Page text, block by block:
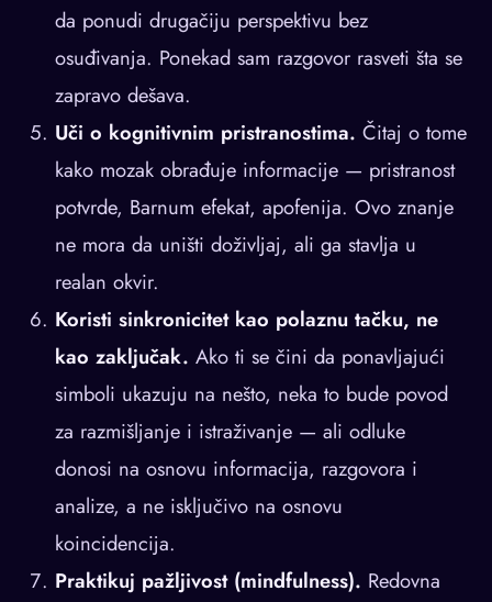
da ponudi drugačiju perspektivu bez
osuđivanja. Ponekad sam razgovor rasveti šta se
zapravo dešava.
Uči o kognitivnim pristranostima. Čitaj o tome
kako mozak obrađuje informacije — pristranost
potvrde, Barnum efekat, apofenija. Ovo znanje
ne mora da uništi doživljaj, ali ga stavlja u
realan okvir.
Koristi sinkronicitet kao polaznu tačku, ne
kao zaključak. Ako ti se čini da ponavljajući
simboli ukazuju na nešto, neka to bude povod
za razmišljanje i istraživanje — ali odluke
donosi na osnovu informacija, razgovora i
analize, a ne isključivo na osnovu
koincidencija.
Praktikuj pažljivost (mindfulness). Redovna